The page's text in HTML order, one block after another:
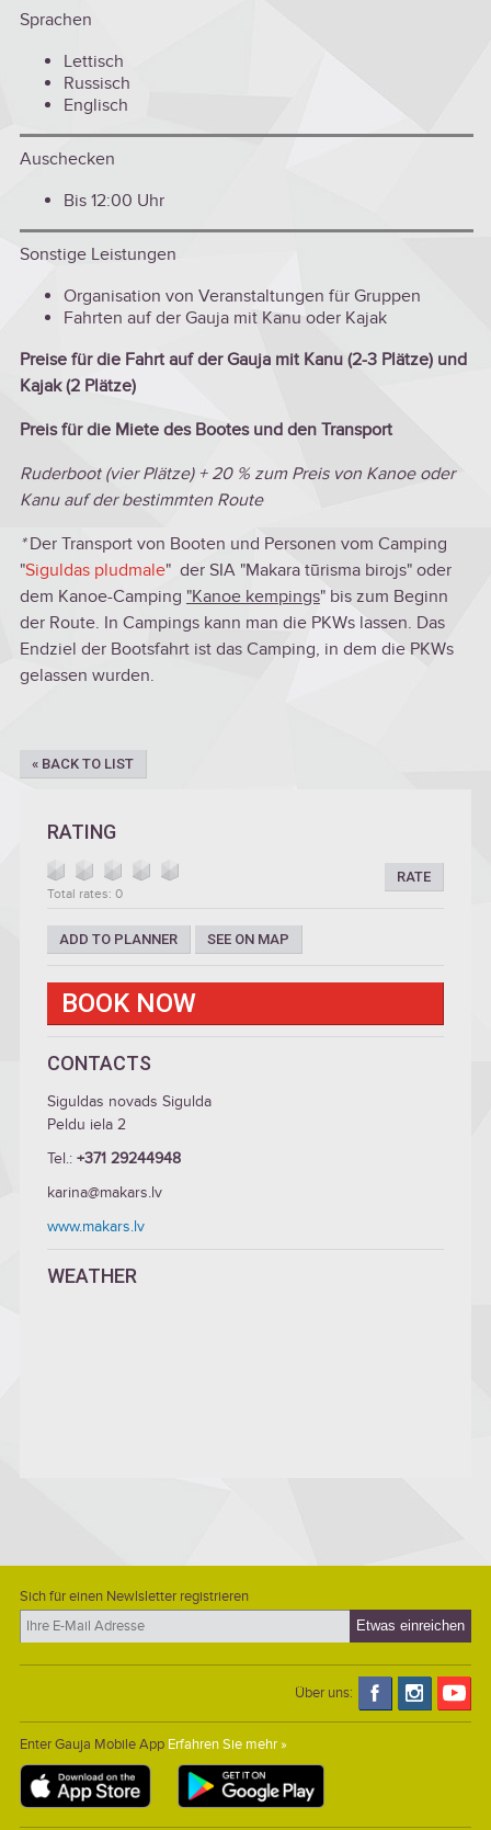
Sprachen
Lettisch
Russisch
Englisch
Auschecken
Bis 12:00 Uhr
Sonstige Leistungen
Organisation von Veranstaltungen für Gruppen
Fahrten auf der Gauja mit Kanu oder Kajak
Preise für die Fahrt auf der Gauja mit Kanu (2-3 Plätze) und
Kajak (2 Plätze)
Preis für die Miete des Bootes und den Transport
Ruderboot (vier Plätze) + 20 % zum Preis von Kanoe oder
Kanu auf der bestimmten Route
*Der Transport von Booten und Personen vom Camping
"Siguldas pludmale" der SIA "Makara tūrisma birojs" oder
dem Kanoe-Camping "Kanoe kempings" bis zum Beginn
der Route. In Campings kann man die PKWs lassen. Das
Endziel der Bootsfahrt ist das Camping, in dem die PKWs
gelassen wurden.
« BACK TO LIST
RATING
RATE
Total rates: 0
ADD TO PLANNER SEE ON MAP
BOOK NOW
CONTACTS
Siguldas novads Sigulda
Peldu iela 2
Tel.: +371 29244948
karina@makars.lv
www.makars.lv
WEATHER
Sich für einen Newlsletter registrieren
Über uns:
Enter Gauja Mobile App Erfahren Sie mehr »